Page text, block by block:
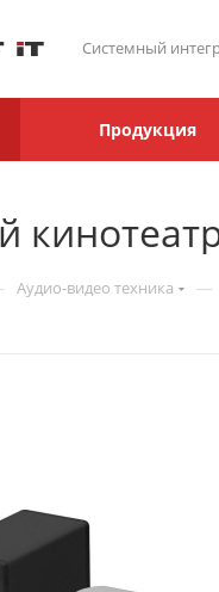
Системный
Продукция
Аудио-видео техника —